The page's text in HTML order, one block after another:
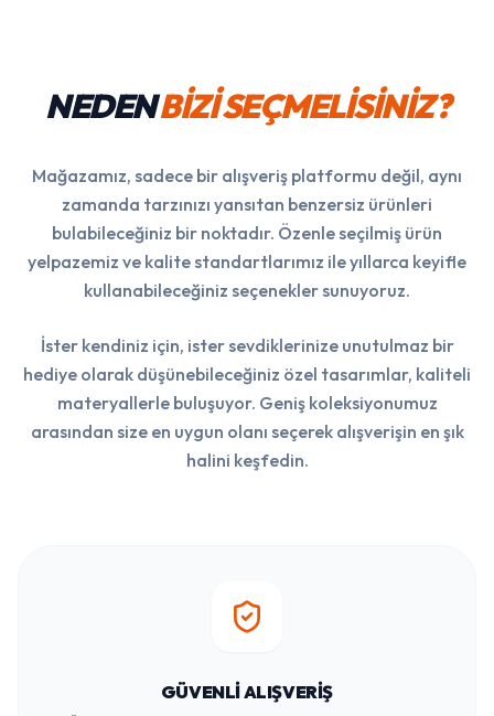
Mağazamız, sadece bir alışveriş platformu değil, aynı
bulabileceğiniz bir noktadır. Özenle seçilmiş ürün
yelpazemiz ve kalite standartlarımız ile yıllarca keyifle
kullanabileceğiniz seçenekler sunuyoruz.
İster kendiniz için, ister sevdiklerinize unutulmaz bir
hediye olarak düşünebileceğiniz özel tasarımlar, kaliteli
materyallerle buluşuyor. Geniş koleksiyonumuz
arasından size en uygun olanı seçerek alışverişin en şık
halini keşfedin.
GÜVENLI ALIŞVERIŞ